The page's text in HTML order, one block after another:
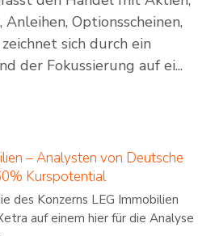
Optionsscheinen,
sich durch ein
der Fokussierung auf ei...
– Analysten von Deutsche
Kurspotential
des Konzerns LEG Immobilien
auf einem hier für die Analyse